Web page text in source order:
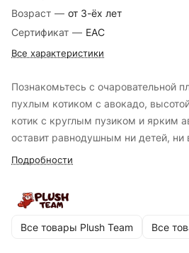
Возраст — от 3-ёх лет
Сертификат — EAC
Все характеристики
Познакомьтесь с очаровательной
пухлым котиком с авокадо,
котик с круглым пузиком и ярким
оставит равнодушным ни детей, ни
приятный на ощупь и очень уютный
что делает его отличным выбором
котик станет забавным и
Подробности
Все товары Plush Team Все